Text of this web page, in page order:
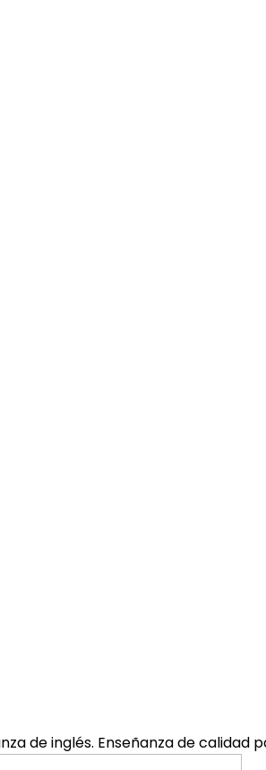
de inglés. Enseñanza de calidad